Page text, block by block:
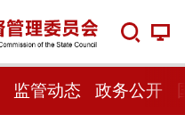
监管动态 政务公开